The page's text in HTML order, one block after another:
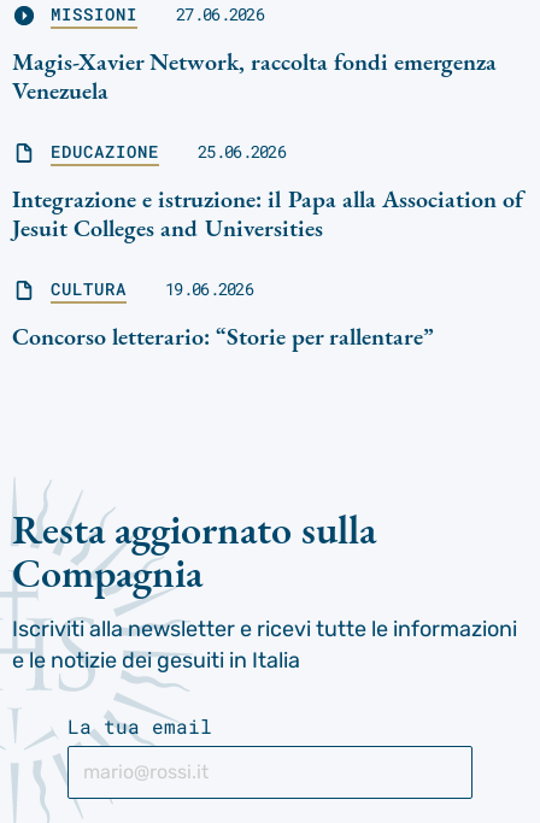
MISSIONI 27.06.2026
Magis-Xavier Network, raccolta fondi emergenza
Venezuela
EDUCAZIONE 25.06.2026
Integrazione e istruzione: il Papa alla Association of
Jesuit Colleges and Universities
CULTURA 19.06.2026
Concorso letterario: “Storie per rallentare”
Resta aggiornato sulla
Compagnia
Iscriviti alla newsletter e ricevi tutte le informazioni
e le notizie dei gesuiti in Italia
La tua email